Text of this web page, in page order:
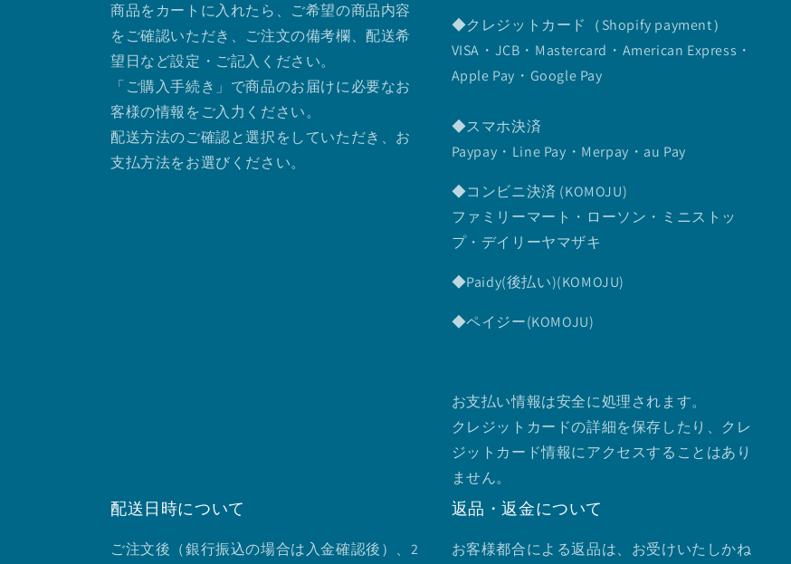
商品をカートに入れたら、ご希望の商品内容
をご確認いただき、ご注文の備考欄、配送希
望日など設定・ご記入ください。
「ご購入手続き」で商品のお届けに必要なお
客様の情報をご入力ください。
配送方法のご確認と選択をしていただき、お
支払方法をお選びください。
◆クレジットカード（Shopify payment）
VISA・JCB・Mastercard・American Express・
Apple Pay・Google Pay
◆スマホ決済
Paypay・Line Pay・Merpay・au Pay
◆コンビニ決済 (KOMOJU)
ファミリーマート・ローソン・ミニストッ
プ・デイリーヤマザキ
◆Paidy(後払い)(KOMOJU)
◆ペイジー(KOMOJU)
お支払い情報は安全に処理されます。
クレジットカードの詳細を保存したり、クレ
ジットカード情報にアクセスすることはあり
ません。
配送日時について
ご注文後（銀行振込の場合は入金確認後）、2
返品・返金について
お客様都合による返品は、お受けいたしかね